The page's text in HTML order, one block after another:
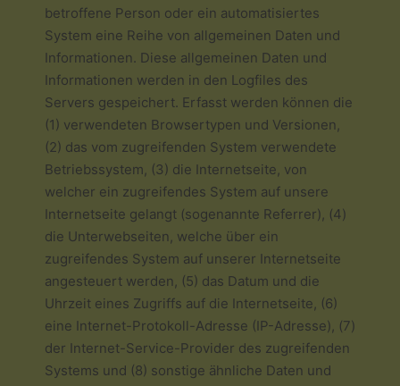
betroffene Person oder ein automatisiertes
System eine Reihe von allgemeinen Daten und
Informationen. Diese allgemeinen Daten und
Informationen werden in den Logfiles des
Servers gespeichert. Erfasst werden können die
(1) verwendeten Browsertypen und Versionen,
(2) das vom zugreifenden System verwendete
Betriebssystem, (3) die Internetseite, von
welcher ein zugreifendes System auf unsere
Internetseite gelangt (sogenannte Referrer), (4)
die Unterwebseiten, welche über ein
zugreifendes System auf unserer Internetseite
angesteuert werden, (5) das Datum und die
Uhrzeit eines Zugriffs auf die Internetseite, (6)
eine Internet-Protokoll-Adresse (IP-Adresse), (7)
der Internet-Service-Provider des zugreifenden
Systems und (8) sonstige ähnliche Daten und